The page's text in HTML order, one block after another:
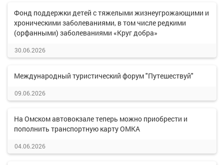
Фонд поддержки детей с тяжелыми жизнеугрожающими и
хроническими заболеваниями, в том числе редкими
(орфанными) заболеваниями «Круг добра»
30.06.2026
Международный туристический форум "Путешествуй"
09.06.2026
На Омском автовокзале теперь можно приобрести и
пополнить транспортную карту ОМКА
04.06.2026